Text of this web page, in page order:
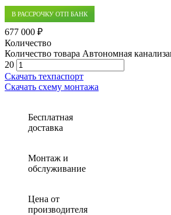
В РАССРОЧКУ ОТП БАНК
677 000 ₽
Количество
Количество товара Автономная
20
Скачать техпаспорт
Скачать схему монтажа
Бесплатная
доставка
Монтаж и
обслуживание
Цена от
производителя